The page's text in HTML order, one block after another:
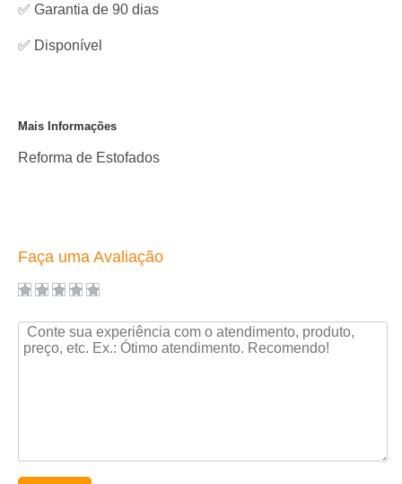
✅ Garantia de 90 dias
✅ Disponível
Mais Informações
Reforma de Estofados
Faça uma Avaliação